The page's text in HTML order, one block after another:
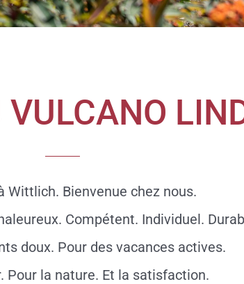
VULCANO
Wittlich. Bienvenue chez nous.
Compétent. Individuel.
doux. Pour des vacances actives.
Pour la nature. Et la satisfaction.